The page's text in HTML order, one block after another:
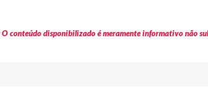
O conteúdo disponibilizado é meramente informativo não